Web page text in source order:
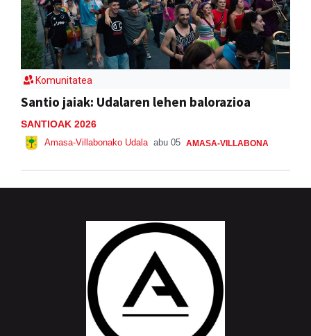
Komunitatea
Santio jaiak: Udalaren lehen balorazioa
SANTIOAK 2026
Amasa-Villabonako Udala abu 05 AMASA-VILLABONA